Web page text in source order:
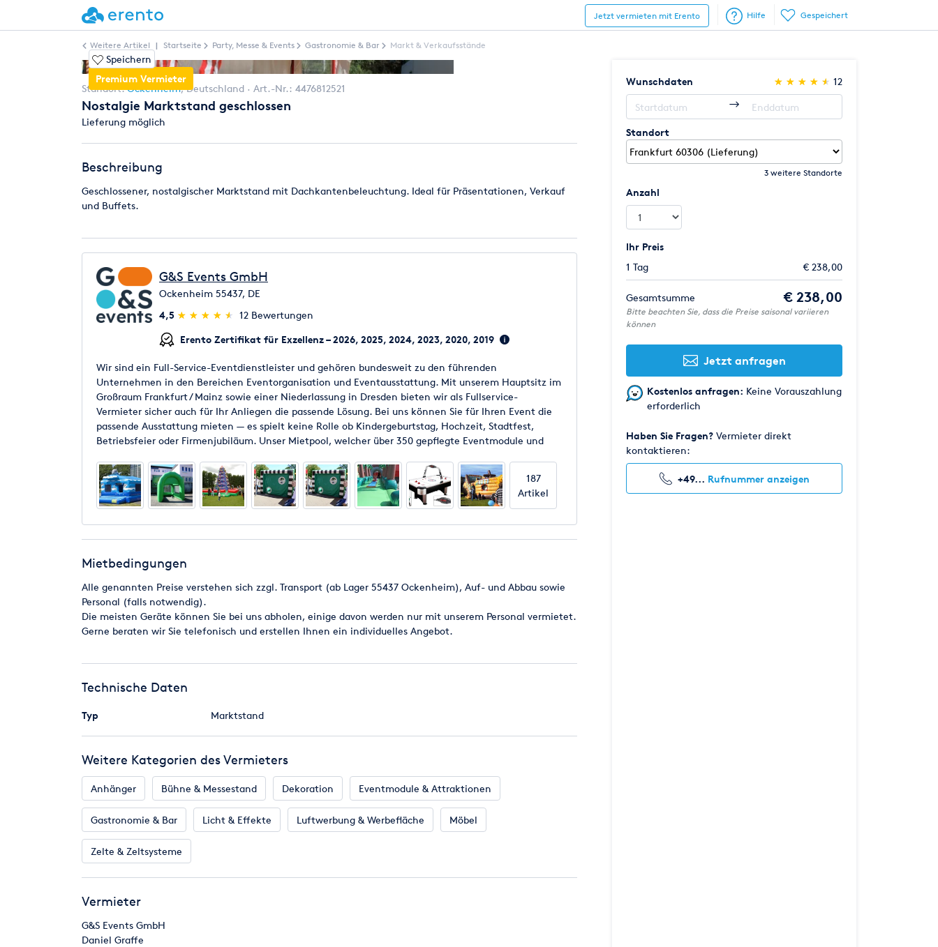
Gespeichert
Jetzt vermieten mit Erento Hilfe
Weitere Artikel | Startseite Party, Messe & Events Gastronomie & Bar Markt & Verkaufsstände
Speichern
Premium Vermieter
Standort:Ockenheim,Deutschland Art.-Nr.: 4476812521
Nostalgie Marktstand geschlossen
Lieferung möglich
Beschreibung
Geschlossener, nostalgischer Marktstand mit Dachkantenbeleuchtung. Ideal für Präsentationen, Verkauf
und Buffets.
G&S Events GmbH
Ockenheim 55437, DE
4,5 (*)
★
★
(*) ★
★
(*) ★
★
(*) ★
★
(*) ★
★ 12 Bewertungen
Erento Zertifikat für Exzellenz – 2026, 2025, 2024, 2023, 2020, 2019
Wir sind ein Full-Service-Eventdienstleister und gehören bundesweit zu den führenden
Unternehmen in den Bereichen Eventorganisation und Eventausstattung. Mit unserem Hauptsitz im
Großraum Frankfurt / Mainz sowie einer Niederlassung in Dresden bieten wir als Fullservice-
Vermieter sicher auch für Ihr Anliegen die passende Lösung. Bei uns können Sie für Ihren Event die
passende Ausstattung mieten — es spielt keine Rolle ob Kindergeburtstag, Hochzeit, Stadtfest,
Betriebsfeier oder Firmenjubiläum. Unser Mietpool, welcher über 350 gepflegte Eventmodule und
Anlass!
187
Artikel
Mietbedingungen
Alle genannten Preise verstehen sich zzgl. Transport (ab Lager 55437 Ockenheim), Auf- und Abbau sowie
Personal (falls notwendig).
Die meisten Geräte können Sie bei uns abholen, einige davon werden nur mit unserem Personal vermietet.
Gerne beraten wir Sie telefonisch und erstellen Ihnen ein individuelles Angebot.
Technische Daten
Typ Marktstand
Weitere Kategorien des Vermieters
Anhänger Bühne & Messestand Dekoration Eventmodule & Attraktionen
Gastronomie & Bar Licht & Effekte Luftwerbung & Werbefläche Möbel
Zelte & Zeltsysteme
Vermieter
G&S Events GmbH
Daniel Graffe
Wunschdaten (*)
★
★
(*) ★
★
(*) ★
★
(*) ★
★
(*) ★
★ 12
Standort
3 weitere Standorte
Anzahl
Ihr Preis
1 Tag
€ 238,00
Gesamtsumme € 238,00
Bitte beachten Sie, dass die Preise saisonal variieren
können
Jetzt anfragen
Kostenlos anfragen: Keine Vorauszahlung
erforderlich
Haben Sie Fragen? Vermieter direkt
kontaktieren:
+49... Rufnummer anzeigen